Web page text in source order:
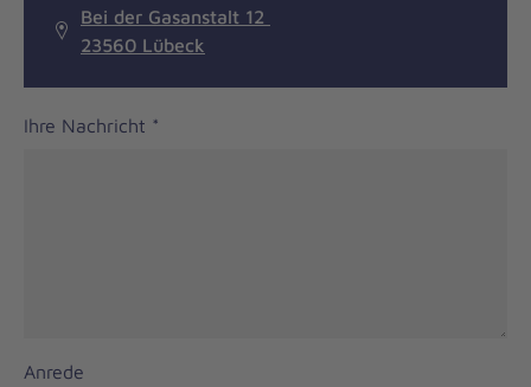
Bei der Gasanstalt 12
23560 Lübeck
Ihre Nachricht *
Anrede